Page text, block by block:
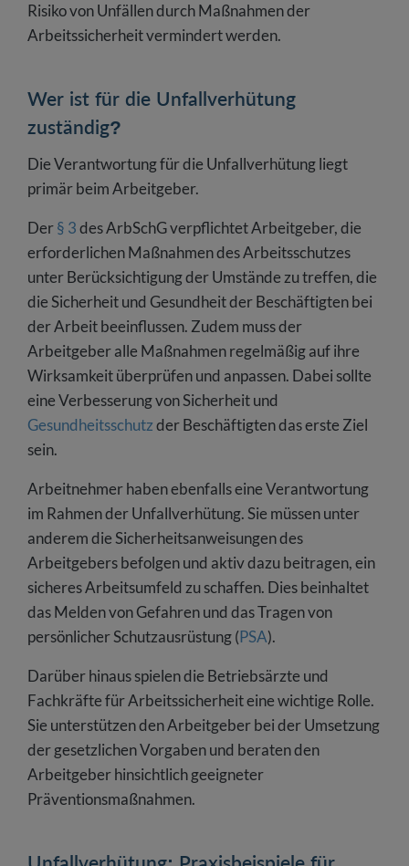
Risiko von Unfällen durch Maßnahmen der
Arbeitssicherheit vermindert werden.
Wer ist für die Unfallverhütung
zuständig?
Die Verantwortung für die Unfallverhütung liegt
primär beim Arbeitgeber.
Der§ 3des ArbSchG verpflichtet Arbeitgeber, die
erforderlichen Maßnahmen des Arbeitsschutzes
unter Berücksichtigung der Umstände zu treffen, die
die Sicherheit und Gesundheit der Beschäftigten bei
der Arbeit beeinflussen. Zudem muss der
Arbeitgeber alle Maßnahmen regelmäßig auf ihre
Wirksamkeit überprüfen und anpassen. Dabei sollte
eine Verbesserung von Sicherheit und
Gesundheitsschutzder Beschäftigten das erste Ziel
sein.
Arbeitnehmer haben ebenfalls eine Verantwortung
im Rahmen der Unfallverhütung. Sie müssen unter
anderem die Sicherheitsanweisungen des
Arbeitgebers befolgen und aktiv dazu beitragen, ein
sicheres Arbeitsumfeld zu schaffen. Dies beinhaltet
das Melden von Gefahren und das Tragen von
persönlicher Schutzausrüstung (PSA).
Darüber hinaus spielen die Betriebsärzte und
Fachkräfte für Arbeitssicherheit eine wichtige Rolle.
Sie unterstützen den Arbeitgeber bei der Umsetzung
der gesetzlichen Vorgaben und beraten den
Arbeitgeber hinsichtlich geeigneter
Präventionsmaßnahmen.